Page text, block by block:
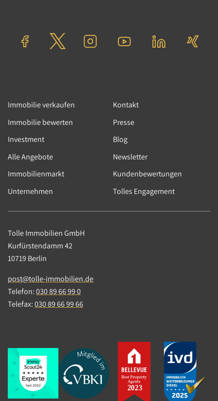
sie aus Unternehmersicht
unverzichtbar bleibt
Immobilienmakler und
große Aufmerksamkeit in der Branche. Was
politisch als Beitrag zum Bürokratieabbau
kritisch gesehen – auch von uns bei Tolle
Immobilien und Tolle Hausverwaltung.
18.04.2023|News| Tolle Immobilien
Tolle Immobilien als lokaler
Marktexperte ausgezeichnet
wir als lokaler Marktexperte ausgezeichnet
wurden.
Weiterlesen
Immobilie verkaufen
Immobilie bewerten
Investment
Alle Angebote
Immobilienmarkt
Unternehmen
Kontakt
Presse
Blog
Newsletter
Kundenbewertungen
Tolles Engagement
Tolle Immobilien GmbH
Kurfürstendamm 42
10719 Berlin
post@tolle-immobilien.de
Telefon:030 89 66 99 0
Telefax:030 89 66 99 66